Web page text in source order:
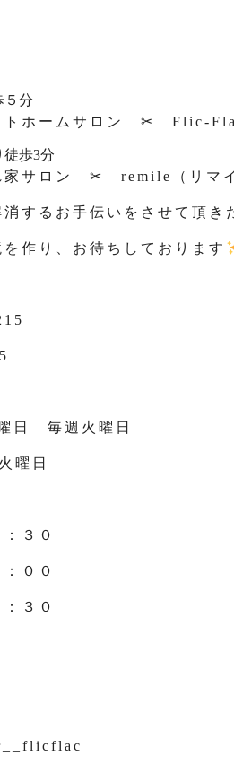
５分
トホームサロン ✂ Flic-
歩3分
家サロン ✂ remile（リマ
するお手伝いをさせて頂き
作り、お待ちしております
日 毎週火曜日
曜日
３０
００
３０